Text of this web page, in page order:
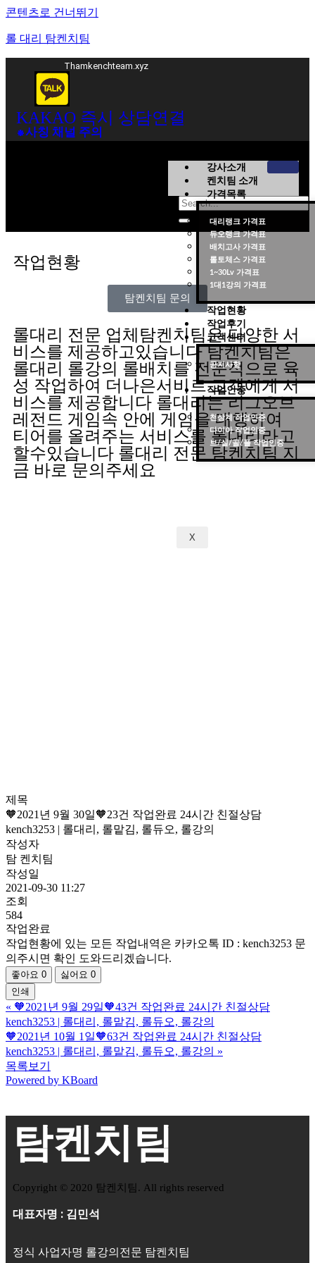
콘텐츠로 건너뛰기
롤 대리 탐켄치팀
Thamkenchteam.xyz
KAKAO 즉시 상담연결
⁕사칭 채널 주의
강사소개
켄치팀 소개
가격목록
대리랭크 가격표
듀오랭크 가격표
배치고사 가격표
롤토체스 가격표
1~30Lv 가격표
1대1강의 가격표
작업현황
작업후기
고객센터
공지사항
작업인증
천상계 작업인증
다이아 작업인증
브/실/골/플 작업인증
X
작업현황
탐켄치팀 문의
롤대리 전문 업체탐켄치팀은 다양한 서
비스를 제공하고있습니다 탐켄치팀은
롤대리 롤강의 롤배치를 전문적으로 육
성 작업하여 더나은서비르 고객에게 서
비스를 제공합니다 롤대리는 리그오브
레전드 게임속 안에 게임을 대행하여
티어를 올려주는 서비스를 롤대리라고
할수있습니다 롤대리 전문 탐켄치팀 지
금 바로 문의주세요
제목
🧡2021년 9월 30일🧡23건 작업완료 24시간 친절상담
kench3253 | 롤대리, 롤맡김, 롤듀오, 롤강의
작성자
탐 켄치팀
작성일
2021-09-30 11:27
조회
584
작업완료
작업현황에 있는 모든 작업내역은 카카오톡 ID : kench3253 문
의주시면 확인 도와드리겠습니다.
좋아요 0 싫어요 0
인쇄
« 🧡2021년 9월 29일🧡43건 작업완료 24시간 친절상담
kench3253 | 롤대리, 롤맡김, 롤듀오, 롤강의
🧡2021년 10월 1일🧡63건 작업완료 24시간 친절상담
kench3253 | 롤대리, 롤맡김, 롤듀오, 롤강의 »
목록보기
Powered by KBoard
탐켄치팀
Copyright © 2020 탐켄치팀. All rights reserved
대표자명 : 김민석
정식 사업자명 롤강의전문 탐켄치팀